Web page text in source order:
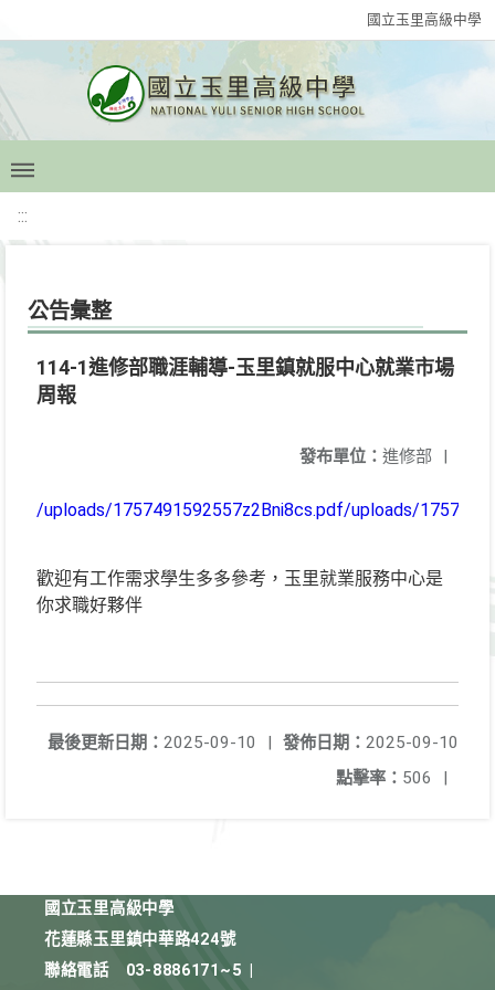
國立玉里高級中學
:::
公告彙整
114-1進修部職涯輔導-玉里鎮就服中心就業市場
周報
發布單位： 進修部 |
/uploads/1757491592557z2Bni8cs.pdf/uploads/
歡迎有工作需求學生多多參考，玉里就業服務中心是
你求職好夥伴
發佈日期： 2025-09-10
最後更新日期： 2025-09-10
|
點擊率： 506 |
國立玉里高級中學
花蓮縣玉里鎮中華路424號
聯絡電話
03-8886171~5